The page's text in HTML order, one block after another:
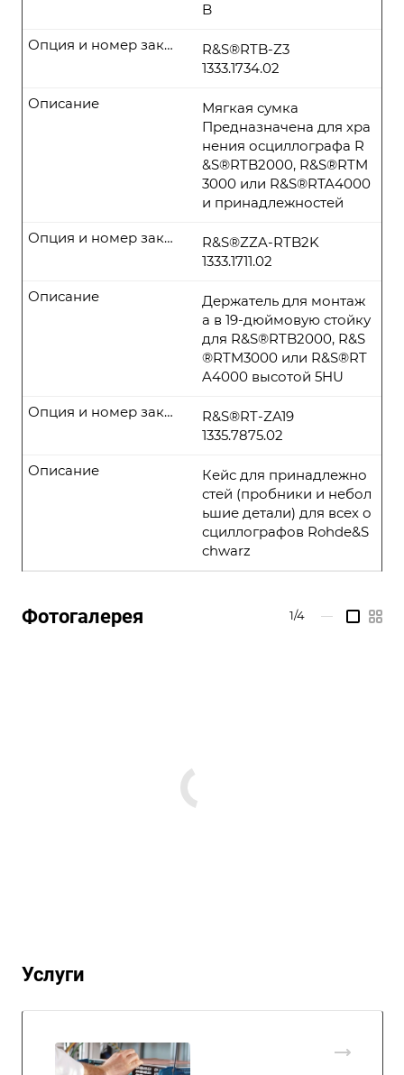
B
R&S®RTB-Z3
1333.1734.02
Опция и номер заказа
Мягкая сумка
Предназначена для хра
нения осциллографа R
&S®RTB2000, R&S®RTM
3000 или R&S®RTA4000
и принадлежностей
Описание
R&S®ZZA-RTB2K
1333.1711.02
Опция и номер заказа
Держатель для монтаж
а в 19-дюймовую стойку
для R&S®RTB2000, R&S
®RTM3000 или R&S®RT
A4000 высотой 5HU
Описание
R&S®RT-ZA19
1335.7875.02
Опция и номер заказа
Кейс для принадлежно
стей (пробники и небол
ьшие детали) для всех о
сциллографов Rohde&S
chwarz
Описание
Фотогалерея 1/4 —
Услуги